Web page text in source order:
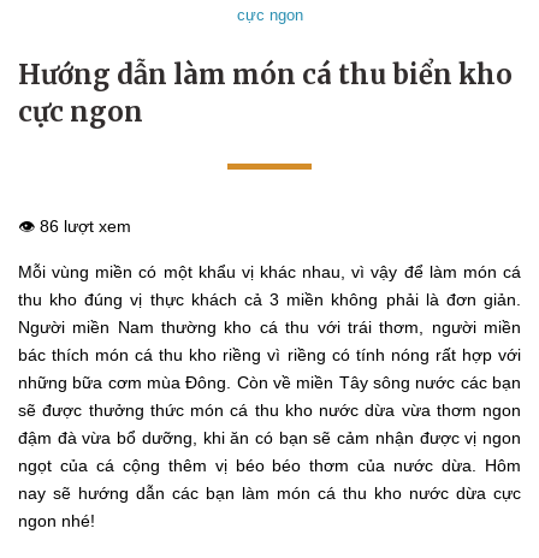
cực ngon
Hướng dẫn làm món cá thu biển kho
cực ngon
👁️ 86 lượt xem
Mỗi vùng miền có một khẩu vị khác nhau, vì vậy để làm món cá
thu kho đúng vị thực khách cả 3 miền không phải là đơn giản.
Người miền Nam thường kho cá thu với trái thơm, người miền
bác thích món cá thu kho riềng vì riềng có tính nóng rất hợp với
những bữa cơm mùa Đông. Còn về miền Tây sông nước các bạn
sẽ được thưởng thức món cá thu kho nước dừa vừa thơm ngon
đậm đà vừa bổ dưỡng, khi ăn có bạn sẽ cảm nhận được vị ngon
ngọt của cá cộng thêm vị béo béo thơm của nước dừa. Hôm
nay sẽ hướng dẫn các bạn làm món cá thu kho nước dừa cực
ngon nhé!